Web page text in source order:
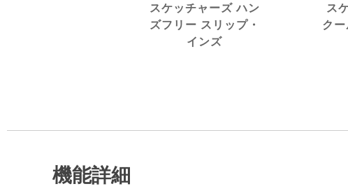
スケッチャーズ ハン
ズフリー スリップ・
インズ
ス
ク
機能詳細